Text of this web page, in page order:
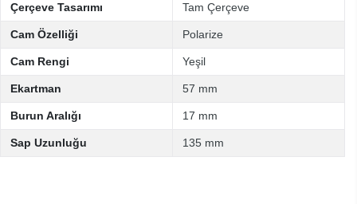
Çerçeve Tasarımı Tam Çerçeve
Cam Özelliği Polarize
Cam Rengi Yeşil
Ekartman 57 mm
Burun Aralığı 17 mm
Sap Uzunluğu 135 mm